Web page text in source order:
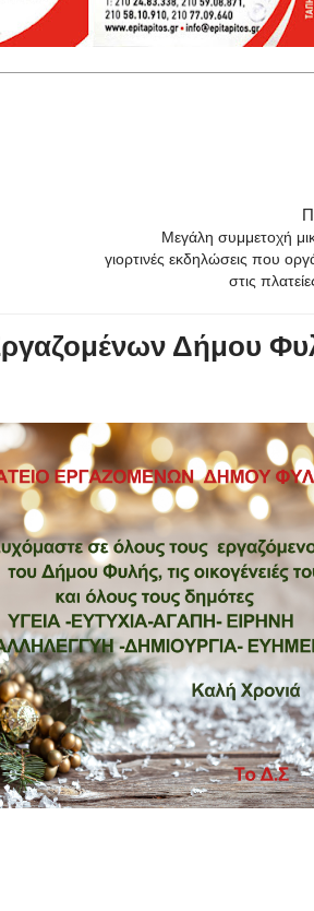
Μεγάλη συμμετοχή
γιορτινές εκδηλώσεις που
στις
Δήμου